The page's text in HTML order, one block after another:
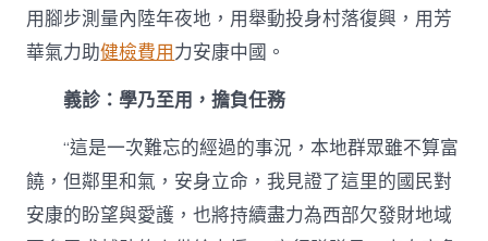
行
秀
檢”
走
進
西
部
用腳步測量內陸年夜地，用舉動投身村落復興，用芳
華氣力助健檢費用力安康中國。
義診：學乃至用，擔負任務
“這是一次難忘的經過的事況，本地群眾雖不算富
饒，但鄰里和氣，安身立命，我見證了這里的國民對
安康的盼望與愛護，也將持續盡力為西部欠發財地域